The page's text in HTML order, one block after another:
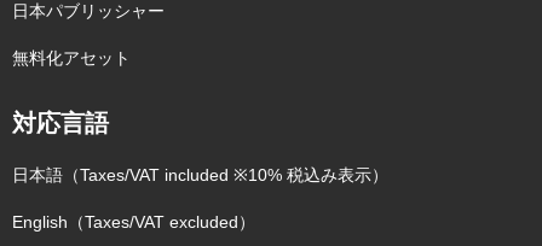
日本パブリッシャー
無料化アセット
対応言語
日本語（Taxes/VAT included ※10% 税込み表示）
English（Taxes/VAT excluded）